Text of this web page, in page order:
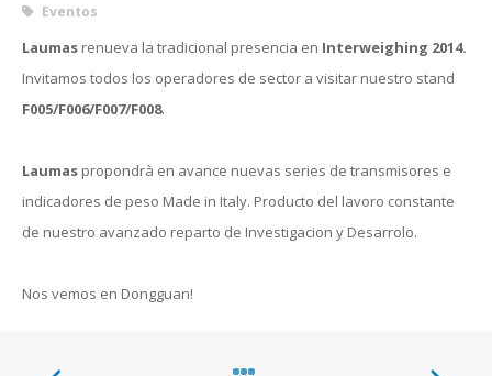
Eventos
Laumas renueva la tradicional presencia en Interweighing 2014.
Invitamos todos los operadores de sector a visitar nuestro stand
F005/F006/F007/F008.
Laumas propondrà en avance nuevas series de transmisores e
indicadores de peso Made in Italy. Producto del lavoro constante
de nuestro avanzado reparto de Investigacion y Desarrolo.
Nos vemos en Dongguan!